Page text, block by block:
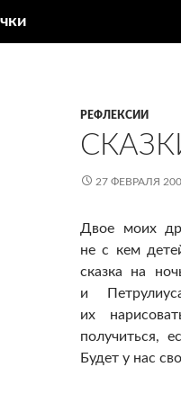
РЕФЛЕКСИИ
27 ФЕВРАЛЯ
Двое моих
не с кем
сказка на
и
их
получиться,
Будет у нас